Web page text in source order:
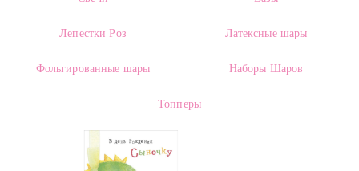
40.00 см Ширина:
* - Размеры приводятся в информационных целях и могут меняться в
зависимости от плотности сборки и упаковки.
Статица Пурпурно-розовая сухоцвет (1 пучок)
Сборка сухоцветов (1-25)
Лепестки Роз Латексные шары
Фольгированные шары Наборы Шаров
Топперы